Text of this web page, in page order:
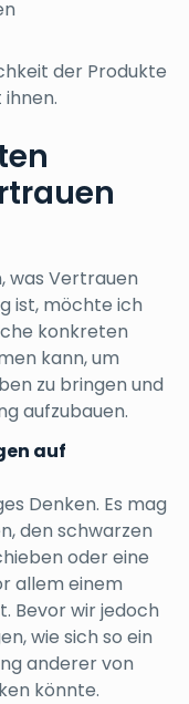
der Produkte
was Vertrauen
ist, möchte ich
konkreten
kann, um
zu bringen und
aufzubauen.
auf
Denken. Es mag
den schwarzen
oder eine
allem einem
Bevor wir jedoch
wie sich so ein
anderer von
könnte.